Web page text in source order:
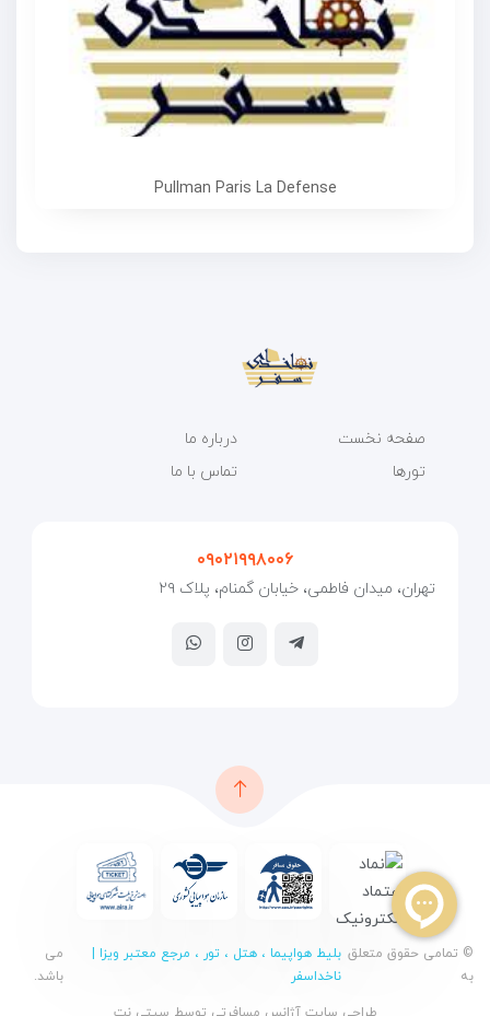
Pullman Paris La Defense
صفحه نخست
تورها
درباره ما
تماس با ما
۰۹۰۲۱۹۹۸۰۰۶
تهران، میدان فاطمی، خیابان گمنام، پلاک ۲۹
© تمامی حقوق متعلق
به
بلیط هواپیما ، هتل ، تور ، مرجع معتبر ویزا |
ناخداسفر
می
باشد.